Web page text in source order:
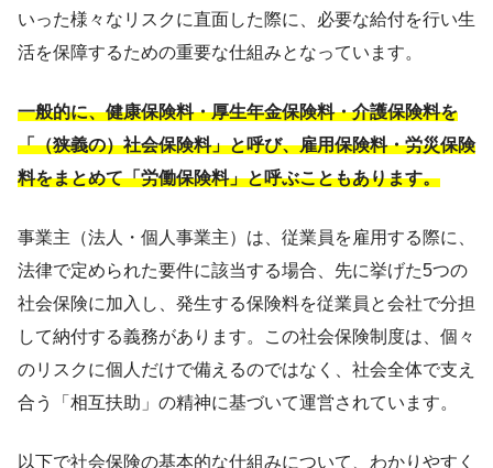
いった様々なリスクに直面した際に、必要な給付を行い生
活を保障するための重要な仕組みとなっています。
一般的に、健康保険料・厚生年金保険料・介護保険料を
「（狭義の）社会保険料」と呼び、雇用保険料・労災保険
料をまとめて「労働保険料」と呼ぶこともあります。
事業主（法人・個人事業主）は、従業員を雇用する際に、
法律で定められた要件に該当する場合、先に挙げた5つの
社会保険に加入し、発生する保険料を従業員と会社で分担
して納付する義務があります。この社会保険制度は、個々
のリスクに個人だけで備えるのではなく、社会全体で支え
合う「相互扶助」の精神に基づいて運営されています。
以下で社会保険の基本的な仕組みについて、わかりやすく